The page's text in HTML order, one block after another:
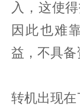
入，这使
因此也难
益，不具备
转机出现在